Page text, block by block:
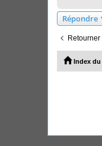
Répondre
Retourner
Index